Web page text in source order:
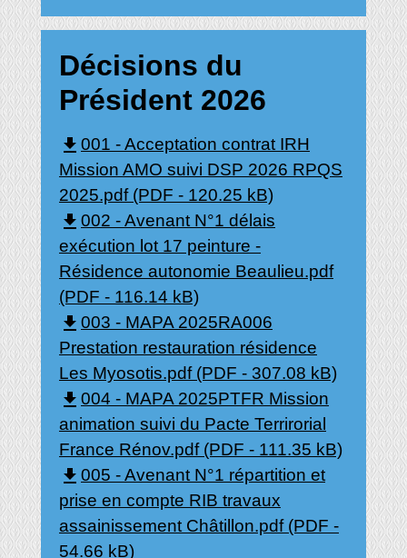
Décisions du
Président 2026
file_download 001 - Acceptation contrat IRH
Mission AMO suivi DSP 2026 RPQS
2025.pdf (PDF - 120.25 kB)
file_download 002 - Avenant N°1 délais
exécution lot 17 peinture -
Résidence autonomie Beaulieu.pdf
(PDF - 116.14 kB)
file_download 003 - MAPA 2025RA006
Prestation restauration résidence
Les Myosotis.pdf (PDF - 307.08 kB)
file_download 004 - MAPA 2025PTFR Mission
animation suivi du Pacte Terrirorial
France Rénov.pdf (PDF - 111.35 kB)
file_download 005 - Avenant N°1 répartition et
prise en compte RIB travaux
assainissement Châtillon.pdf (PDF -
54.66 kB)